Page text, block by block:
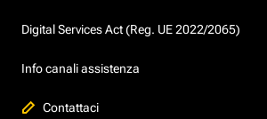
Digital Services Act (Reg. UE 2022/2065)
Info canali assistenza
Contattaci